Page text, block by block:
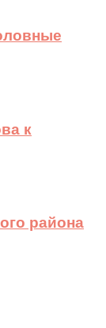
к
района